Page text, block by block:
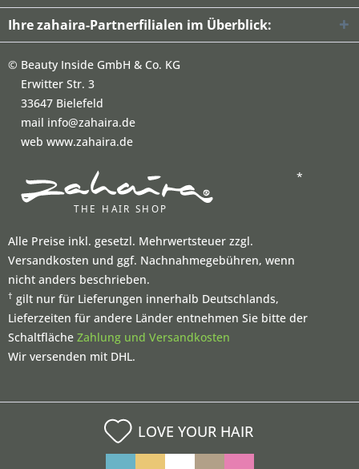
Ihre zahaira-Partnerfilialen im Überblick:
© Beauty Inside GmbH & Co. KG
Erwitter Str. 3
33647 Bielefeld
mail info@zahaira.de
web www.zahaira.de
*
Alle Preise inkl. gesetzl. Mehrwertsteuer zzgl.
Versandkosten und ggf. Nachnahmegebühren, wenn
nicht anders beschrieben.
† gilt nur für Lieferungen innerhalb Deutschlands,
Lieferzeiten für andere Länder entnehmen Sie bitte der
Schaltfläche Zahlung und Versandkosten
Wir versenden mit DHL.
LOVE YOUR HAIR